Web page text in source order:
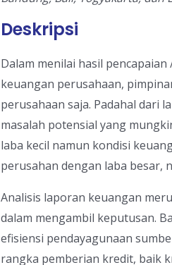
Deskripsi
Dalam menilai hasil
keuangan perusahaan,
perusahaan saja. Padahal dari
masalah potensial yang
laba kecil namun kondisi
perusahan dengan laba besar,
Analisis laporan keuangan
dalam mengambil keputusan.
efisiensi pendayagunaan
rangka pemberian kredit, baik